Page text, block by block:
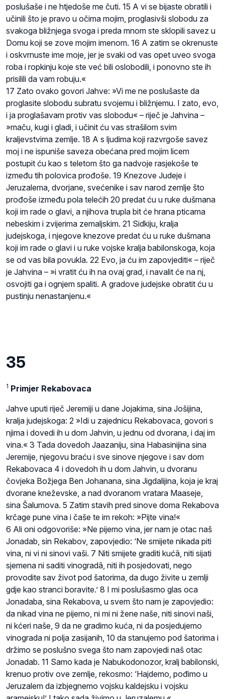
poslušaše i ne htjedoše me čuti. 15 A vi se bijaste obratili i
učinili što je pravo u očima mojim, proglasivši slobodu za
svakoga bližnjega svoga i preda mnom ste sklopili savez u
Domu koji se zove mojim imenom. 16 A zatim se okrenuste
i oskvrnuste ime moje, jer je svaki od vas opet uveo svoga
roba i ropkinju koje ste već bili oslobodili, i ponovno ste ih
prisilili da vam robuju.«
17 Zato ovako govori Jahve: »Vi me ne poslušaste da
proglasite slobodu subratu svojemu i bližnjemu. I zato, evo,
i ja proglašavam protiv vas slobodu« – riječ je Jahvina –
»maču, kugi i gladi, i učinit ću vas strašilom svim
kraljevstvima zemlje. 18 A s ljudima koji razvrgoše savez
moj i ne ispuniše saveza obećana pred mojim licem
postupit ću kao s teletom što ga nadvoje rasjekoše te
između tih polovica prođoše. 19 Knezove Judeje i
Jeruzalema, dvorjane, svećenike i sav narod zemlje što
prođoše između pola telećih 20 predat ću u ruke dušmana
koji im rade o glavi, a njihova trupla bit će hrana pticama
nebeskim i zvijerima zemaljskim. 21 Sidkiju, kralja
judejskoga, i njegove knezove predat ću u ruke dušmana
koji im rade o glavi i u ruke vojske kralja babilonskoga, koja
se od vas bila povukla. 22 Evo, ja ću im zapovjediti« – riječ
je Jahvina – »i vratit ću ih na ovaj grad, i navalit će na nj,
osvojiti ga i ognjem spaliti. A gradove judejske obratit ću u
pustinju nenastanjenu.«
35
1 Primjer Rekabovaca
Jahve uputi riječ Jeremiji u dane Jojakima, sina Jošijina,
kralja judejskoga: 2 »Idi u zajednicu Rekabovaca, govori s
njima i dovedi ih u dom Jahvin, u jednu od dvorana, i daj im
vina.« 3 Tada dovedoh Jaazaniju, sina Habasinijina sina
Jeremije, njegovu braću i sve sinove njegove i sav dom
Rekabovaca 4 i dovedoh ih u dom Jahvin, u dvoranu
čovjeka Božjega Ben Johanana, sina Jigdalijina, koja je kraj
dvorane kneževske, a nad dvoranom vratara Maaseje,
sina Šalumova. 5 Zatim stavih pred sinove doma Rekabova
krčage pune vina i čaše te im rekoh: »Pijte vina!«
6 Ali oni odgovoriše: »Ne pijemo vina, jer nam je otac naš
Jonadab, sin Rekabov, zapovjedio: ‘Ne smijete nikada piti
vina, ni vi ni sinovi vaši. 7 Niti smijete graditi kućâ, niti sijati
sjemena ni saditi vinogradâ, niti ih posjedovati, nego
provodite sav život pod šatorima, da dugo živite u zemlji
gdje kao stranci boravite.’ 8 I mi poslušasmo glas oca
Jonadaba, sina Rekabova, u svem što nam je zapovjedio:
da nikad vina ne pijemo, ni mi ni žene naše, niti sinovi naši,
ni kćeri naše, 9 da ne gradimo kuća, ni da posjedujemo
vinograda ni polja zasijanih, 10 da stanujemo pod šatorima i
držimo se poslušno svega što nam zapovjedi naš otac
Jonadab. 11 Samo kada je Nabukodonozor, kralj babilonski,
krenuo protiv ove zemlje, rekosmo: ‘Hajdemo, pođimo u
Jeruzalem da izbjegnemo vojsku kaldejsku i vojsku